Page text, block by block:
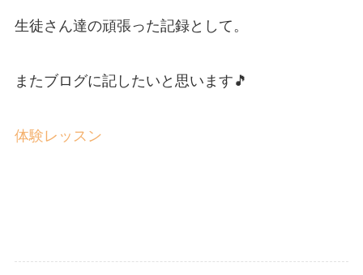
生徒さん達の頑張った記録として。
またブログに記したいと思います🎵
体験レッスン